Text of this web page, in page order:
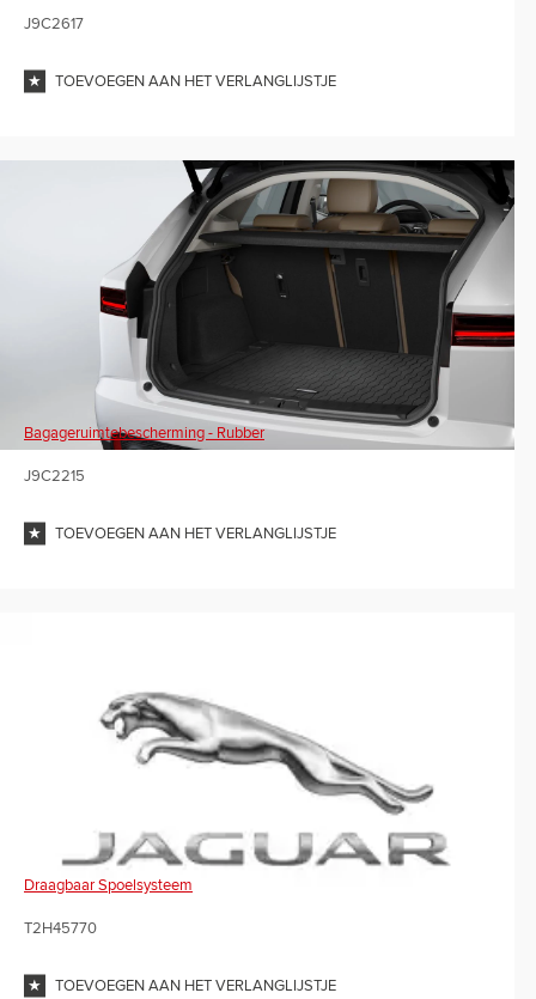
J9C2617
TOEVOEGEN AAN HET VERLANGLIJSTJE
Bagageruimtebescherming - Rubber
J9C2215
TOEVOEGEN AAN HET VERLANGLIJSTJE
Draagbaar Spoelsysteem
T2H45770
TOEVOEGEN AAN HET VERLANGLIJSTJE